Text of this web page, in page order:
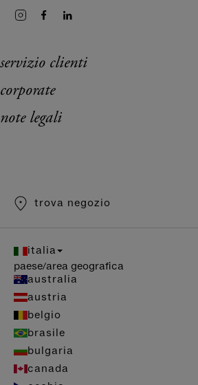
servizio clienti
corporate
note legali
trova negozio
italia
paese/area geografica
australia
austria
belgio
brasile
bulgaria
canada